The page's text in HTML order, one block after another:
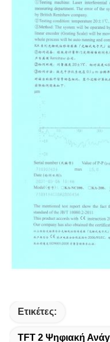
Ετικέτες:
TFT 2 Ψηφιακή